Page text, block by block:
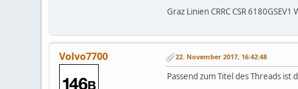
Graz Linien CRRC CSR
Volvo7700 22. November 2017, 16:42:48
Passend zum Titel des Threads